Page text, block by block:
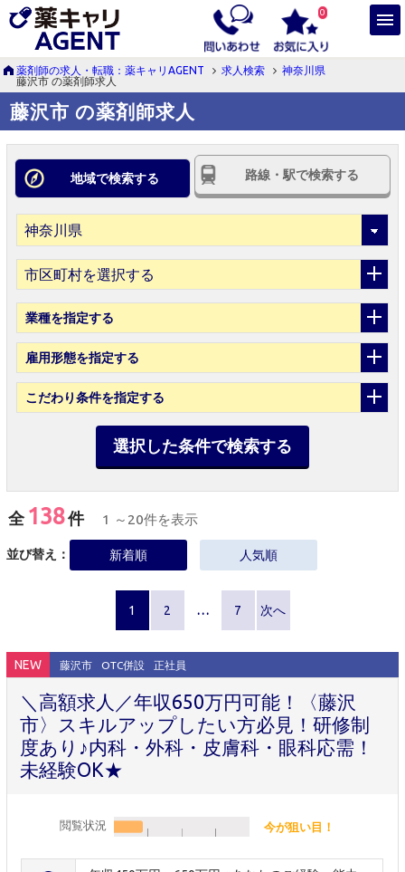
0
薬剤師の求人・転職：薬キャリAGENT 求人検索
神奈川県
藤沢市 の薬剤師求人
藤沢市 の薬剤師求人
地域で検索する 路線・駅で検索する
市区町村を選択する
業種を指定する
雇用形態を指定する
こだわり条件を指定する
選択した条件で検索する
全 138件 1 ～20件を表示
並び替え： 新着順 人気順
1 2 … 7 次へ
NEW 藤沢市 OTC併設 正社員
＼高額求人／年収650万円可能！〈藤沢
市〉スキルアップしたい方必見！研修制
度あり♪内科・外科・皮膚科・眼科応需！
未経験OK★
閲覧状況 今が狙い目！